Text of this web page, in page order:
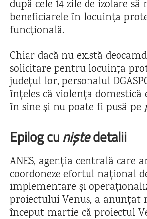
după cele 14 zile de izolare să
beneficiarele în locuința
funcțională.
Chiar dacă nu există
solicitare pentru locuința
judeţul lor, personalul
înțeles că violența domestică
în sine și nu poate fi pusă pe
Epilog cuniștedetalii
ANES, agenția centrală care
coordoneze efortul național
implementare și
proiectului Venus, a anunțat
început martie că proiectul